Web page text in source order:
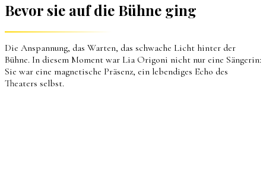
Bevor sie auf die Bühne ging
Die Anspannung, das Warten, das schwache Licht hinter der
Bühne. In diesem Moment war Lia Origoni nicht nur eine Sängerin:
Sie war eine magnetische Präsenz, ein lebendiges Echo des
Theaters selbst.